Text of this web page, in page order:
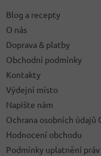
Blog a recepty
O nás
Doprava & platby
Obchodní podmínky
Kontakty
Výdejní místo
Napište nám
Ochrana osobních údajů
Hodnocení obchodu
Podmínky uplatnění